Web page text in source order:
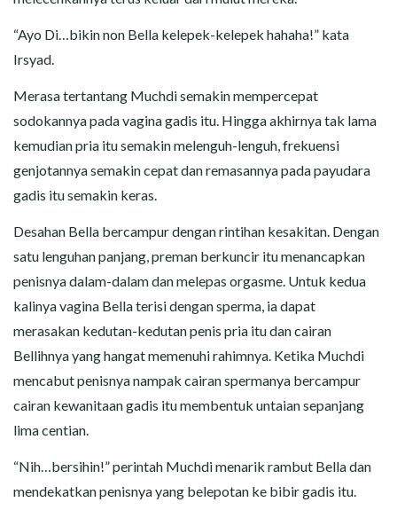
“Ayo Di…bikin non Bella kelepek-kelepek hahaha!” kata
Irsyad.
Merasa tertantang Muchdi semakin mempercepat
sodokannya pada vagina gadis itu. Hingga akhirnya tak lama
kemudian pria itu semakin melenguh-lenguh, frekuensi
genjotannya semakin cepat dan remasannya pada payudara
gadis itu semakin keras.
Desahan Bella bercampur dengan rintihan kesakitan. Dengan
satu lenguhan panjang, preman berkuncir itu menancapkan
penisnya dalam-dalam dan melepas orgasme. Untuk kedua
kalinya vagina Bella terisi dengan sperma, ia dapat
merasakan kedutan-kedutan penis pria itu dan cairan
Bellihnya yang hangat memenuhi rahimnya. Ketika Muchdi
mencabut penisnya nampak cairan spermanya bercampur
cairan kewanitaan gadis itu membentuk untaian sepanjang
lima centian.
“Nih…bersihin!” perintah Muchdi menarik rambut Bella dan
mendekatkan penisnya yang belepotan ke bibir gadis itu.